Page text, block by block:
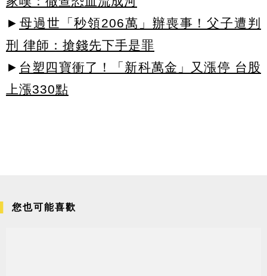
► 母過世「秒領206萬」辦喪事！父子遭判
刑 律師：搶錢先下手是罪
► 台塑四寶衝了！「新科萬金」又漲停 台股
上漲330點
您也可能喜歡